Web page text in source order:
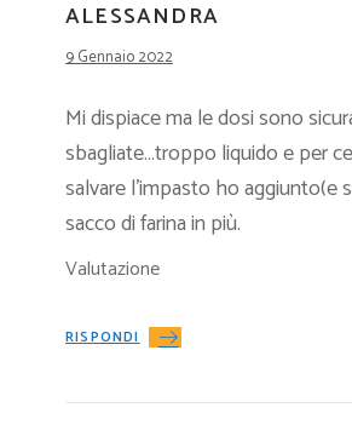
ALESSANDRA
9 Gennaio 2022
Mi dispiace ma le dosi sono
sbagliate…troppo liquido e per
salvare l’impasto ho aggiunto(e
sacco di farina in più.
Valutazione
RISPONDI